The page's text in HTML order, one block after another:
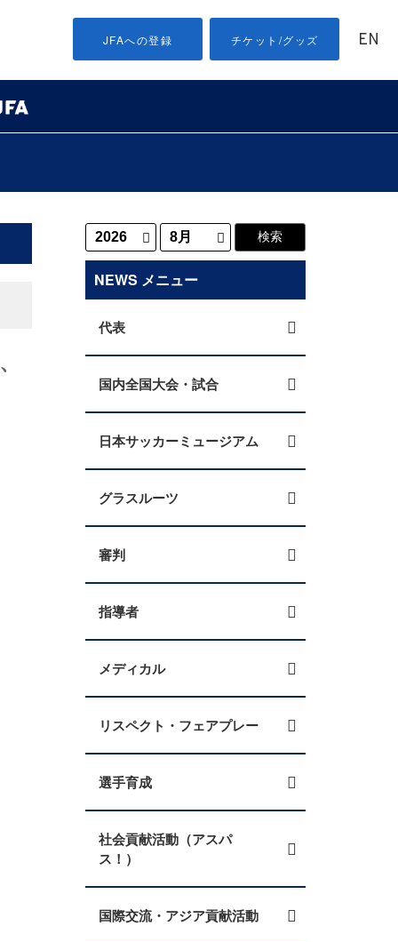
JFAへの登録 チケット/グッズ EN
NEWS メニュー
代表
国内全国大会・試合
日本サッカーミュージアム
グラスルーツ
審判
指導者
メディカル
リスペクト・フェアプレー
選手育成
社会貢献活動（アスパ
ス！）
国際交流・アジア貢献活動